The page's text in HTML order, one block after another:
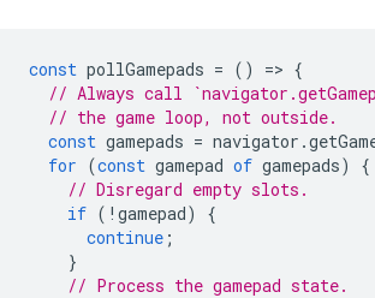
const pollGamepads = () => {
// Always call
// the game loop, not outside.
const gamepads = navigator .
for (const gamepad of gamepads)
{
// Disregard empty slots.
if ( ! gamepad)
{
continue ;
}
// Process the gamepad state.